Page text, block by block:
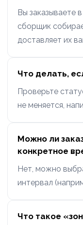
Вы заказываете
сборщик
доставляет их
Что делать,
Проверьте
не меняется,
Можно ли
конкретное
Нет, можно
интервал
Что такое